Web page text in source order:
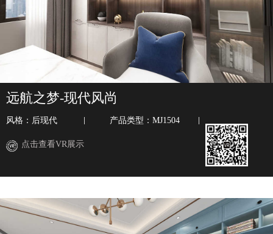
远航之梦-现代风尚
风格：后现代 产品类型：MJ1504
点击查看VR展示